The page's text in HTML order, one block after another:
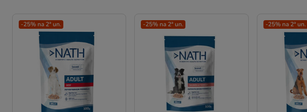
-25% na 2ª un. -25% na 2ª un. -25% na 2ª un.